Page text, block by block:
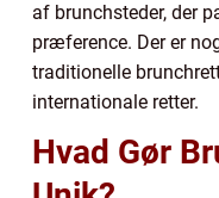
af brunchsteder, der
præference. Der er
traditionelle
internationale retter.
Hvad Gør